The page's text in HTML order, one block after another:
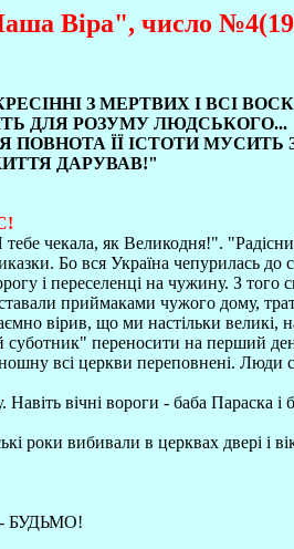
Віра", число
З МЕРТВИХ І ВСІ
ДЛЯ РОЗУМУ ЛЮДСЬКОГО...
ПОВНОТА ЇЇ ІСТОТИ
ДАРУВАВ!"
чекала, як Великодня!".
Бо вся Україна чепурилась
і переселенці на чужину. З того
ставали приймаками чужого
вірив, що ми настільки великі,
суботник" переносити на перший
всі церкви переповнені.
вічні вороги - баба
роки вибивали в церквах двері
- БУДЬМО!